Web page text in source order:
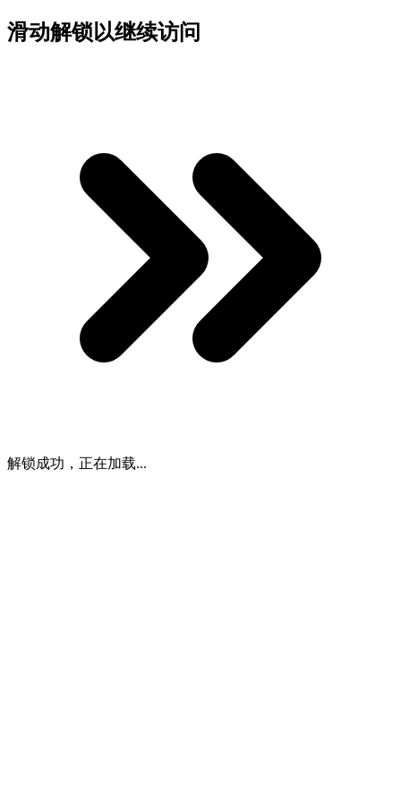
滑动解锁以继续访问
解锁成功，正在加载...